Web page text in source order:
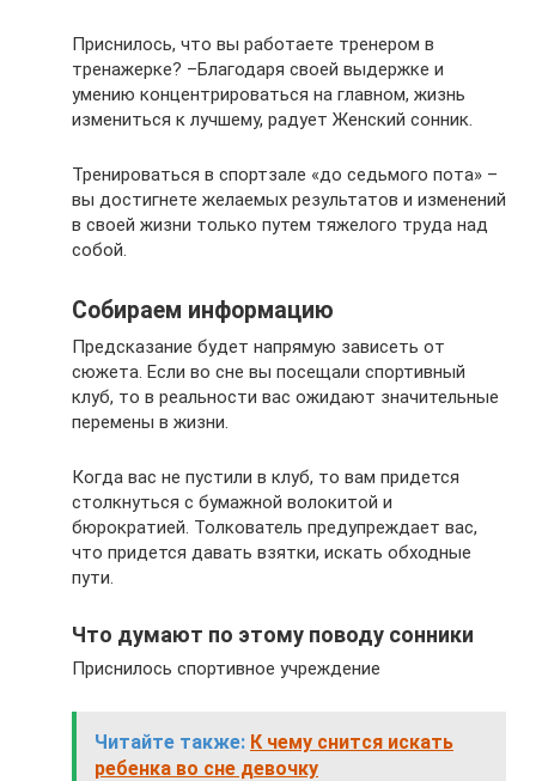
Приснилось, что вы работаете тренером в
тренажерке? –Благодаря своей выдержке и
умению концентрироваться на главном, жизнь
измениться к лучшему, радует Женский сонник.
Тренироваться в спортзале «до седьмого пота» –
вы достигнете желаемых результатов и изменений
в своей жизни только путем тяжелого труда над
собой.
Собираем информацию
Предсказание будет напрямую зависеть от
сюжета. Если во сне вы посещали спортивный
клуб, то в реальности вас ожидают значительные
перемены в жизни.
Когда вас не пустили в клуб, то вам придется
столкнуться с бумажной волокитой и
бюрократией. Толкователь предупреждает вас,
что придется давать взятки, искать обходные
пути.
Что думают по этому поводу сонники
Приснилось спортивное учреждение
Читайте также: К чему снится искать
ребенка во сне девочку